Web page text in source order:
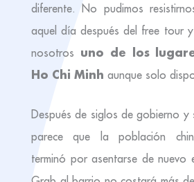
diferente. No pudimos
aquel día después del free tour
nosotros uno de los
Ho Chi Minh aunque solo
Después de siglos de gobierno y
parece que la población
terminó por asentarse de nuevo